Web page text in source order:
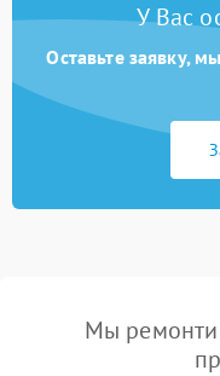
У Вас
Оставьте заявку,
Мы